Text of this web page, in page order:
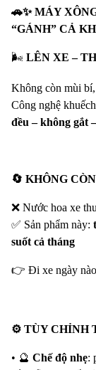
🚗✨MÁY
“GÁNH” CẢ
🌬️ LÊN XE –
Không còn mùi
Công nghệ
đều – không gắt
🔄 KHÔNG
❌ Nước hoa xe
✅ Sản phẩm này:
suốt cả tháng
👉 Đi xe ngày
⚙️ TÙY CHỈNH
• 🔮 Chế độ nhẹ: